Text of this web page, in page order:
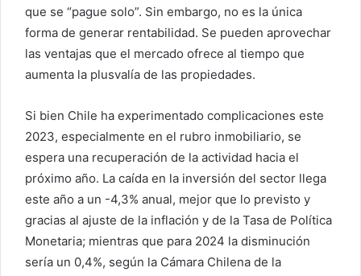
que se “pague solo”. Sin embargo, no es la única
forma de generar rentabilidad. Se pueden aprovechar
las ventajas que el mercado ofrece al tiempo que
aumenta la plusvalía de las propiedades.
Si bien Chile ha experimentado complicaciones este
2023, especialmente en el rubro inmobiliario, se
espera una recuperación de la actividad hacia el
próximo año. La caída en la inversión del sector llega
este año a un -4,3% anual, mejor que lo previsto y
gracias al ajuste de la inflación y de la Tasa de Política
Monetaria; mientras que para 2024 la disminución
sería un 0,4%, según la Cámara Chilena de la